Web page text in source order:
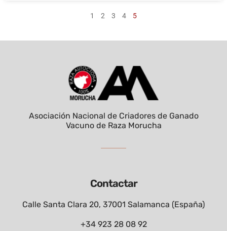
1 2 3 4 5
Contactar
Calle Santa Clara 20, 37001 Salamanca (España)
+34 923 28 08 92
Asociación Nacional de Criadores de Ganado
Vacuno de Raza Morucha